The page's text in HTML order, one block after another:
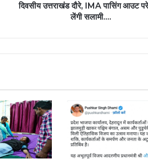
सलामी....
दिवसीय उत्तराखंड दौरे, IMA पासिंग आउट
लेंगी सलामी....